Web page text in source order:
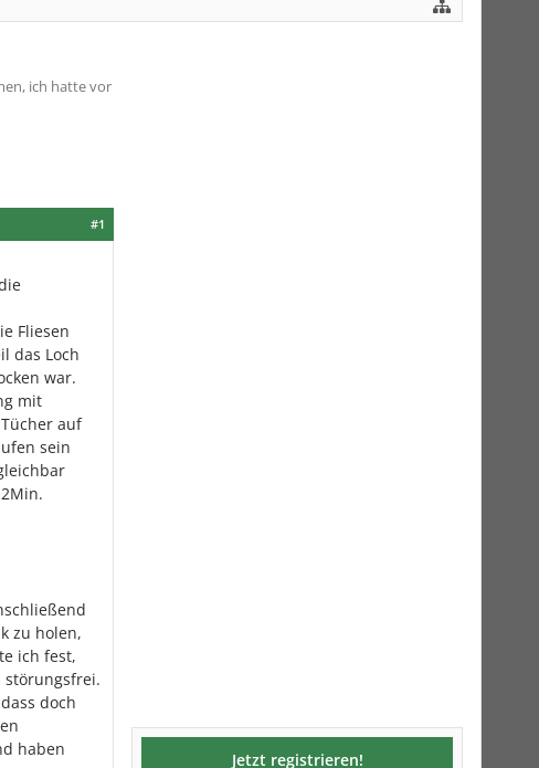
ich hatte vor
#1
Fliesen
das Loch
war.
mit
auf
sein
zu holen,
ich fest,
störungsfrei.
doch
haben
Jetzt registrieren!